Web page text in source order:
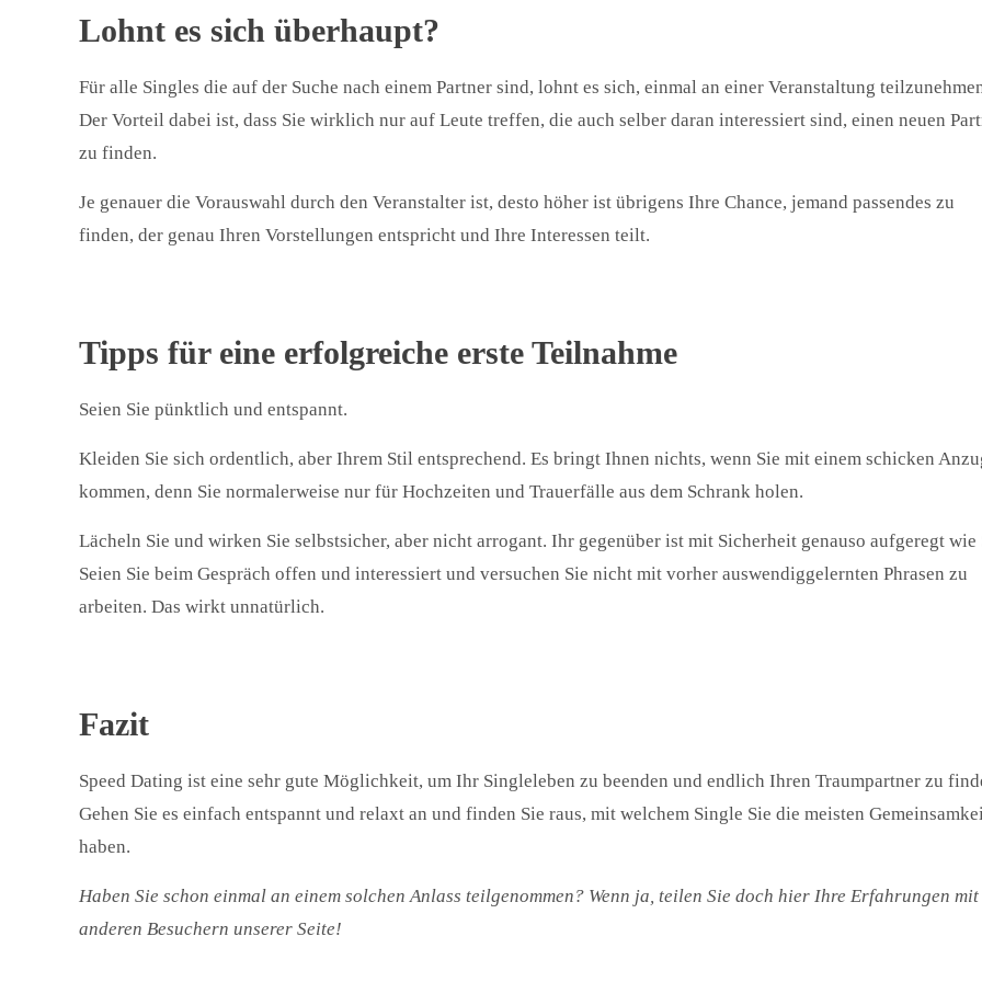
Lohnt es sich überhaupt?
Für alle Singles die auf der Suche nach einem Partner sind, lohnt es sich, einmal an einer Veranstaltung
Der Vorteil dabei ist, dass Sie wirklich nur auf Leute treffen, die auch selber daran interessiert sind, einen neuen
zu finden.
Je genauer die Vorauswahl durch den Veranstalter ist, desto höher ist übrigens Ihre Chance, jemand passendes zu
finden, der genau Ihren Vorstellungen entspricht und Ihre Interessen teilt.
Tipps für eine erfolgreiche erste Teilnahme
Seien Sie pünktlich und entspannt.
Kleiden Sie sich ordentlich, aber Ihrem Stil entsprechend. Es bringt Ihnen nichts, wenn Sie mit einem schicken
kommen, denn Sie normalerweise nur für Hochzeiten und Trauerfälle aus dem Schrank holen.
Lächeln Sie und wirken Sie selbstsicher, aber nicht arrogant. Ihr gegenüber ist mit Sicherheit genauso aufgeregt wie
Seien Sie beim Gespräch offen und interessiert und versuchen Sie nicht mit vorher auswendiggelernten Phrasen zu
arbeiten. Das wirkt unnatürlich.
Fazit
Speed Dating ist eine sehr gute Möglichkeit, um Ihr Singleleben zu beenden und endlich Ihren Traumpartner zu
Gehen Sie es einfach entspannt und relaxt an und finden Sie raus, mit welchem Single Sie die meisten
haben.
Haben Sie schon einmal an einem solchen Anlass teilgenommen? Wenn ja, teilen Sie doch hier Ihre Erfahrungen mit
anderen Besuchern unserer Seite!